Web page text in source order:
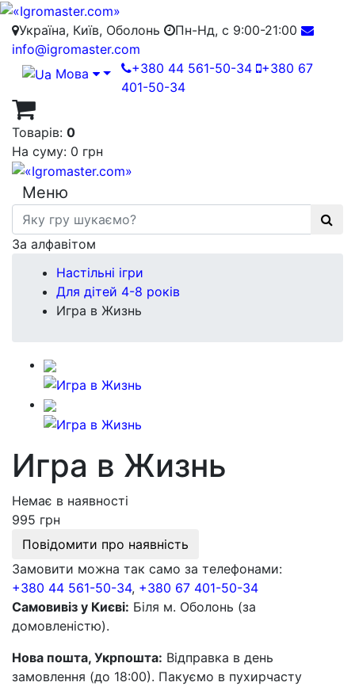
Україна, Київ, Оболонь
Пн-Нд, с 9:00-21:00
info@igromaster.com
Мова
+380 44 561-50-34 +380 67
401-50-34
Товарів: 0
На суму: 0 грн
Меню
За алфавітом
Настільні ігри
Для дітей 4-8 років
Игра в Жизнь
Игра в Жизнь
Немає в наявності
995 грн
Повідомити про наявність
Замовити можна так само за телефонами:
+380 44 561-50-34, +380 67 401-50-34
Самовивіз у Києві: Біля м. Оболонь (за
домовленістю).
Нова пошта, Укрпошта: Відправка в день
замовлення (до 18:00). Пакуємо в пухирчасту